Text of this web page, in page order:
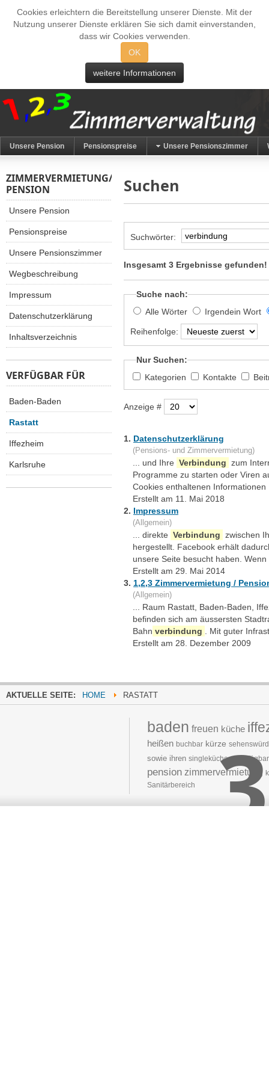
Cookies erleichtern die Bereitstellung unserer Dienste. Mit der
Nutzung unserer Dienste erklären Sie sich damit einverstanden,
dass wir Cookies verwenden.
OK
weitere Informationen
Unsere Pension Pensionspreise Unsere Pensionszimmer
Suchen
Suchwörter:
Insgesamt 3 Ergebnisse gefunden!
Suche nach:
Alle Wörter
Irgendein Wort
Reihenfolge:
Nur Suchen:
Kategorien
Kontakte
Anzeige #
1. Datenschutzerklärung
(Pensions- und Zimmervermietung)
... und Ihre Verbindung zum
Programme zu starten oder Viren
Cookies enthaltenen Informationen
Erstellt am 11. Mai 2018
2. Impressum
(Allgemein)
... direkte Verbindung zwischen
hergestellt. Facebook erhält
unsere Seite besucht haben.
Erstellt am 29. Mai 2014
3. 1,2,3 Zimmervermietung /
(Allgemein)
... Raum Rastatt, Baden-Baden,
befinden sich am äussersten
Bahn verbindung
. Mit guter
Erstellt am 28. Dezember 2009
ZIMMERVERMIETUNG/
PENSION
Unsere Pension
Pensionspreise
Unsere Pensionszimmer
Wegbeschreibung
Impressum
Datenschutzerklärung
Inhaltsverzeichnis
VERFÜGBAR FÜR
Baden-Baden
Rastatt
Iffezheim
Karlsruhe
AKTUELLE SEITE: HOME RASTATT
baden freuen küche
heißen buchbar kürze
sowie ihren singleküche �verfügbar
pension zimmervermietung
Sanitärbereich